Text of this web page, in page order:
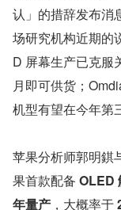
认」的措辞发布消
场研究机构近期的
D 屏幕生产已克服
月即可供货；
机型有望在今年第
苹果分析师郭明錤
果首款配备 OLED
年量产 ，大概率于